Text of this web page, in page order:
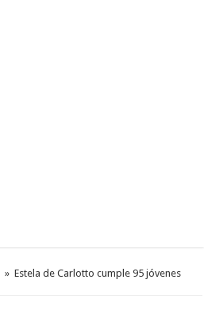
» Estela de Carlotto cumple 95 jóvenes